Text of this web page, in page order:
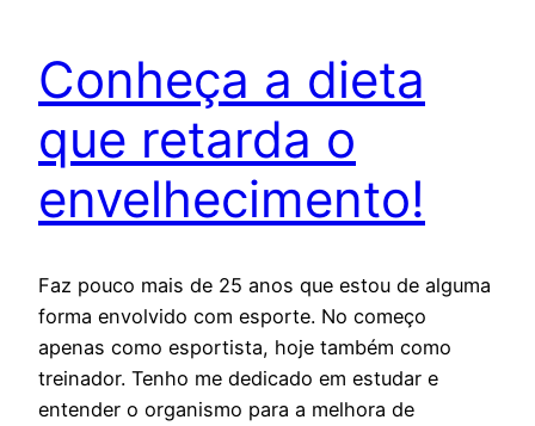
Conheça a dieta
que retarda o
envelhecimento!
Faz pouco mais de 25 anos que estou de alguma
forma envolvido com esporte. No começo
apenas como esportista, hoje também como
treinador. Tenho me dedicado em estudar e
entender o organismo para a melhora de